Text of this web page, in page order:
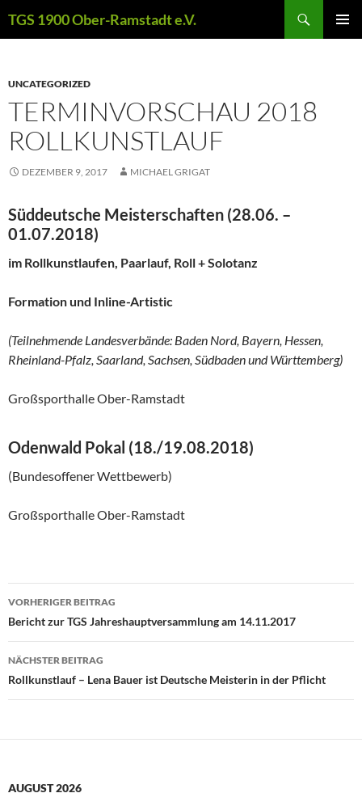
Inhalt
TGS 1900 Ober-Ramstadt e.V.
UNCATEGORIZED
TERMINVORSCHAU 2018
ROLLKUNSTLAUF
DEZEMBER 9, 2017 MICHAEL GRIGAT
Süddeutsche Meisterschaften (28.06. –
01.07.2018)
im Rollkunstlaufen, Paarlauf, Roll + Solotanz
Formation und Inline-Artistic
(Teilnehmende Landesverbände: Baden Nord, Bayern, Hessen,
Rheinland-Pfalz, Saarland, Sachsen, Südbaden und Württemberg)
Großsporthalle Ober-Ramstadt
Odenwald Pokal (18./19.08.2018)
(Bundesoffener Wettbewerb)
Großsporthalle Ober-Ramstadt
Beitragsnavigation
VORHERIGER BEITRAG
Bericht zur TGS Jahreshauptversammlung am 14.11.2017
NÄCHSTER BEITRAG
Rollkunstlauf – Lena Bauer ist Deutsche Meisterin in der Pflicht
AUGUST 2026